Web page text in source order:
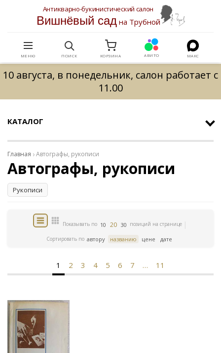
Антикварно-букинистический салон
Вишнёвый садна Трубной
МЕНЮ ПОИСК КОРЗИНА АВИТО МАКС
10 августа, в понедельник, салон работает с
11.00
КАТАЛОГ
Главная Автографы, рукописи
Автографы, рукописи
Рукописи
Показывать по 10 20 30 позиций на странице
Сортировать по автору названию цене дате
1 2 3 4 5 6 7 … 11